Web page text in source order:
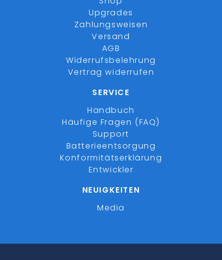
Upgrades
Zahlungsweisen
Versand
AGB
Widerrufsbelehrung
Vertrag widerrufen
SERVICE
Handbuch
Häufige Fragen (FAQ)
Support
Batterieentsorgung
Konformitätserklärung
Entwickler
NEUIGKEITEN
Media